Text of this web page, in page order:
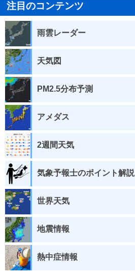
注目のコンテンツ
雨雲レーダー
天気図
PM2.5分布予測
アメダス
2週間天気
気象予報士のポイント解説
世界天気
地震情報
熱中症情報